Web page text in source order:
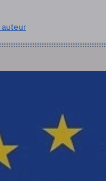
auteur